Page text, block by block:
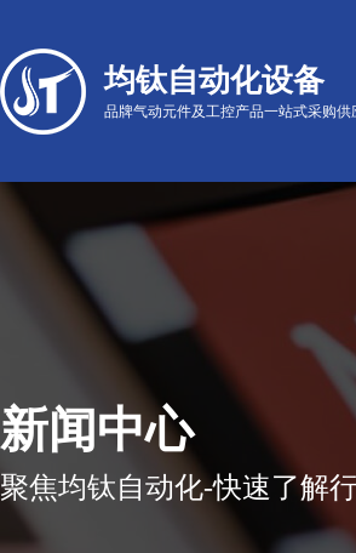
均钛自动化设备
品牌气动元件及工控产品一站式采购供
新闻中心
聚焦均钛自动化-快速了解